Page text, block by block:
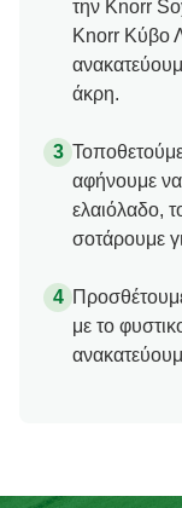
την Knorr
Knorr Κύβο
άκρη.
αφήνουμε να
ελαιόλαδο,
σοτάρουμε
με το